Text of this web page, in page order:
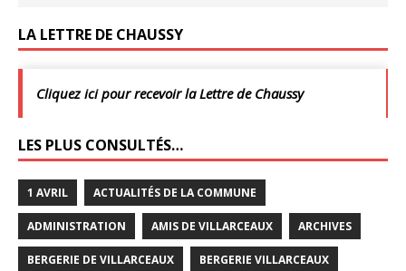
LA LETTRE DE CHAUSSY
Cliquez ici pour recevoir la Lettre de Chaussy
LES PLUS CONSULTÉS…
1 AVRIL ACTUALITÉS DE LA COMMUNE
ADMINISTRATION AMIS DE VILLARCEAUX ARCHIVES
BERGERIE DE VILLARCEAUX BERGERIE VILLARCEAUX